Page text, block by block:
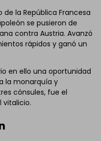
la República Francesa
se pusieron de
contra Austria. Avanzó
rápidos y ganó un
en ello una oportunidad
la monarquía y
cónsules, fue el
vitalicio.